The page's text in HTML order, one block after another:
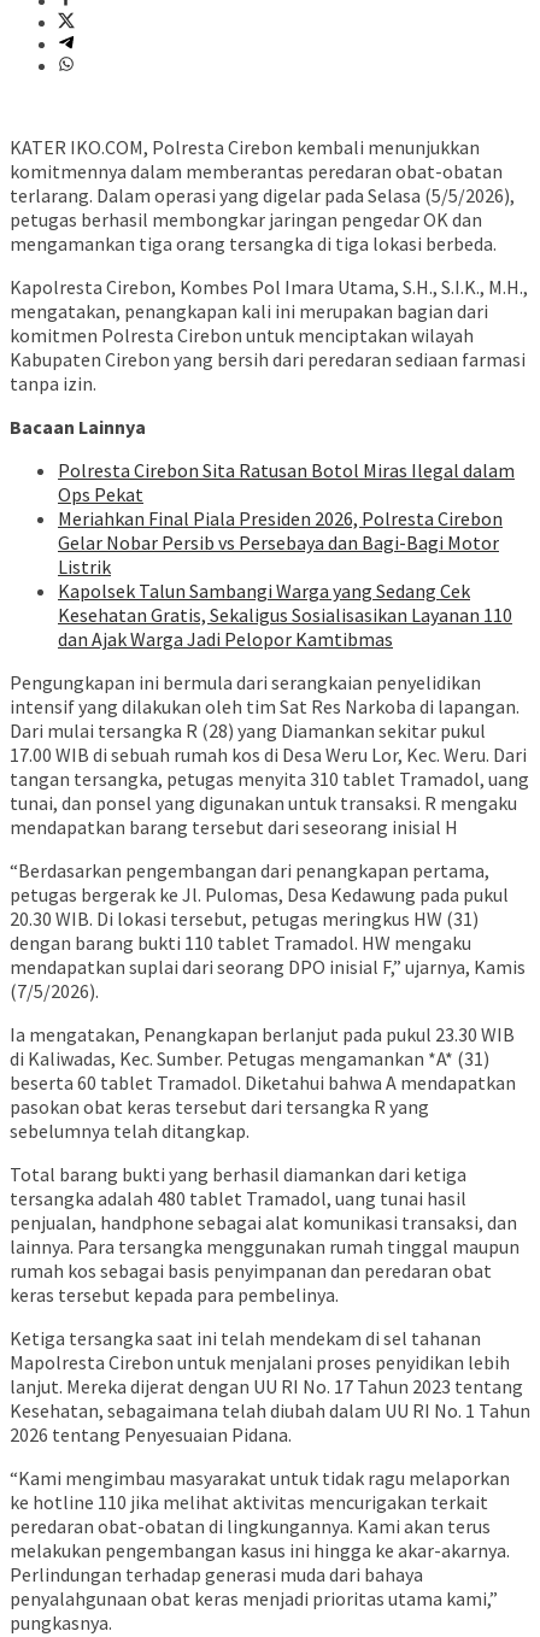
KATER IKO.COM, Polresta Cirebon kembali menunjukkan
komitmennya dalam memberantas peredaran obat-obatan
terlarang. Dalam operasi yang digelar pada Selasa (5/5/2026),
petugas berhasil membongkar jaringan pengedar OK dan
mengamankan tiga orang tersangka di tiga lokasi berbeda.
Kapolresta Cirebon, Kombes Pol Imara Utama, S.H., S.I.K., M.H.,
mengatakan, penangkapan kali ini merupakan bagian dari
komitmen Polresta Cirebon untuk menciptakan wilayah
Kabupaten Cirebon yang bersih dari peredaran sediaan farmasi
tanpa izin.
Bacaan Lainnya
Polresta Cirebon Sita Ratusan Botol Miras Ilegal dalam
Ops Pekat
Meriahkan Final Piala Presiden 2026, Polresta Cirebon
Gelar Nobar Persib vs Persebaya dan Bagi-Bagi Motor
Listrik
Kapolsek Talun Sambangi Warga yang Sedang Cek
Kesehatan Gratis, Sekaligus Sosialisasikan Layanan 110
dan Ajak Warga Jadi Pelopor Kamtibmas
Pengungkapan ini bermula dari serangkaian penyelidikan
intensif yang dilakukan oleh tim Sat Res Narkoba di lapangan.
Dari mulai tersangka R (28) yang Diamankan sekitar pukul
17.00 WIB di sebuah rumah kos di Desa Weru Lor, Kec. Weru. Dari
tangan tersangka, petugas menyita 310 tablet Tramadol, uang
tunai, dan ponsel yang digunakan untuk transaksi. R mengaku
mendapatkan barang tersebut dari seseorang inisial H
“Berdasarkan pengembangan dari penangkapan pertama,
petugas bergerak ke Jl. Pulomas, Desa Kedawung pada pukul
20.30 WIB. Di lokasi tersebut, petugas meringkus HW (31)
dengan barang bukti 110 tablet Tramadol. HW mengaku
mendapatkan suplai dari seorang DPO inisial F,” ujarnya, Kamis
(7/5/2026).
Ia mengatakan, Penangkapan berlanjut pada pukul 23.30 WIB
di Kaliwadas, Kec. Sumber. Petugas mengamankan *A* (31)
beserta 60 tablet Tramadol. Diketahui bahwa A mendapatkan
pasokan obat keras tersebut dari tersangka R yang
sebelumnya telah ditangkap.
Total barang bukti yang berhasil diamankan dari ketiga
tersangka adalah 480 tablet Tramadol, uang tunai hasil
penjualan, handphone sebagai alat komunikasi transaksi, dan
lainnya. Para tersangka menggunakan rumah tinggal maupun
rumah kos sebagai basis penyimpanan dan peredaran obat
keras tersebut kepada para pembelinya.
Ketiga tersangka saat ini telah mendekam di sel tahanan
Mapolresta Cirebon untuk menjalani proses penyidikan lebih
lanjut. Mereka dijerat dengan UU RI No. 17 Tahun 2023 tentang
Kesehatan, sebagaimana telah diubah dalam UU RI No. 1 Tahun
2026 tentang Penyesuaian Pidana.
“Kami mengimbau masyarakat untuk tidak ragu melaporkan
ke hotline 110 jika melihat aktivitas mencurigakan terkait
peredaran obat-obatan di lingkungannya. Kami akan terus
melakukan pengembangan kasus ini hingga ke akar-akarnya.
Perlindungan terhadap generasi muda dari bahaya
penyalahgunaan obat keras menjadi prioritas utama kami,”
pungkasnya.